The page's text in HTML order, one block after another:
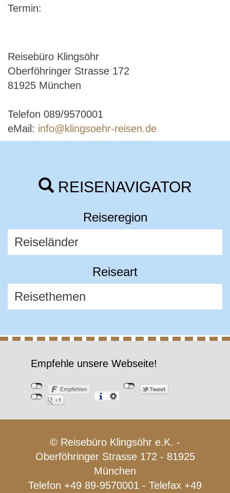
Termin:
Reisebüro Klingsöhr
Oberföhringer Strasse 172
81925 München
Telefon 089/9570001
eMail: info@klingsoehr-reisen.de
REISENAVIGATOR
Reiseregion
Reiseart
Empfehle unsere Webseite!
© Reisebüro Klingsöhr e.K. -
Oberföhringer Strasse 172 - 81925
München
Telefon +49 89-9570001 - Telefax +49